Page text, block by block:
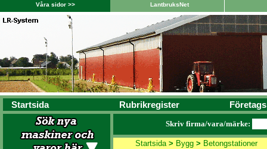
Våra sidor >> LantbruksNet
Startsida Rubrikregister
Skriv firma/vara/märke:
Startsida> Bygg> Betongstationer